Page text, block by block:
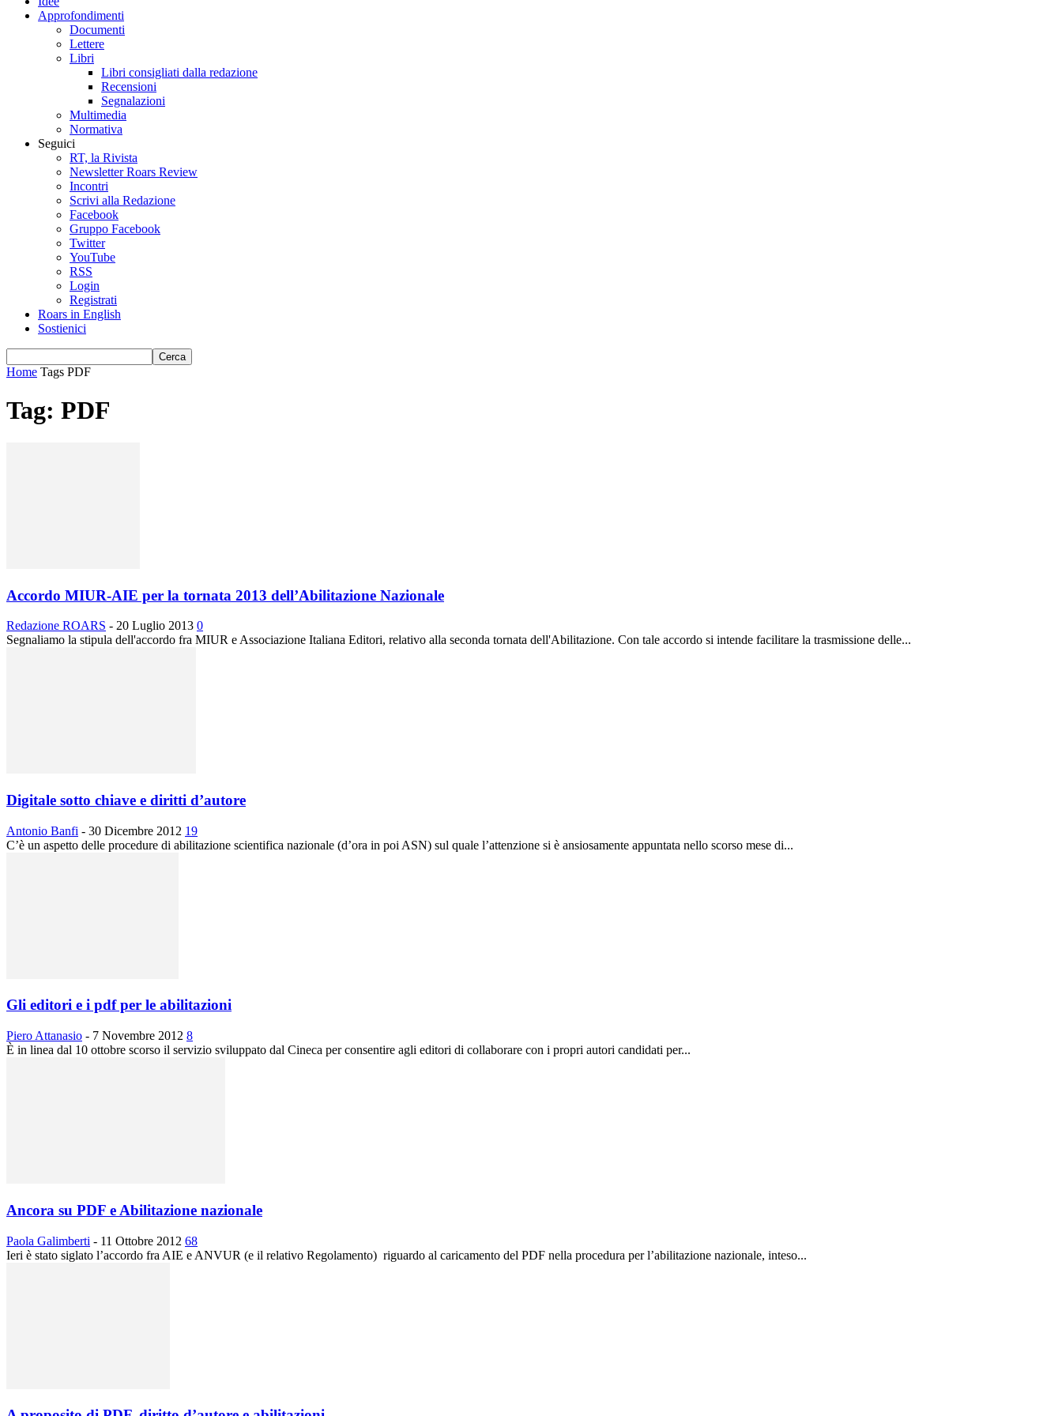
Approfondimenti
Documenti
Lettere
Libri
Libri consigliati dalla redazione
Recensioni
Segnalazioni
Multimedia
Normativa
Seguici
RT, la Rivista
Newsletter Roars Review
Incontri
Scrivi alla Redazione
Facebook
Gruppo Facebook
Twitter
YouTube
RSS
Login
Registrati
Roars in English
Sostienici
Home Tags PDF
Tag: PDF
Accordo MIUR-AIE per la tornata 2013 dell’Abilitazione Nazionale
Redazione ROARS - 20 Luglio 2013 0
Segnaliamo la stipula dell'accordo fra MIUR e Associazione Italiana Editori, relativo alla seconda tornata dell'Abilitazione. Con tale accordo si intende facilitare la trasmissione delle...
Digitale sotto chiave e diritti d’autore
Antonio Banfi - 30 Dicembre 2012 19
C’è un aspetto delle procedure di abilitazione scientifica nazionale (d’ora in poi ASN) sul quale l’attenzione si è ansiosamente appuntata nello scorso mese di...
Gli editori e i pdf per le abilitazioni
Piero Attanasio - 7 Novembre 2012 8
È in linea dal 10 ottobre scorso il servizio sviluppato dal Cineca per consentire agli editori di collaborare con i propri autori candidati per...
Ancora su PDF e Abilitazione nazionale
Paola Galimberti - 11 Ottobre 2012 68
Ieri è stato siglato l’accordo fra AIE e ANVUR (e il relativo Regolamento) riguardo al caricamento del PDF nella procedura per l’abilitazione nazionale, inteso...